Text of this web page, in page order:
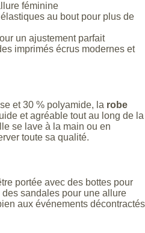
féminine
au bout pour plus de
un ajustement parfait
imprimés écrus modernes et
et 30 % polyamide, la robe
et agréable tout au long de la
se lave à la main ou en
toute sa qualité.
portée avec des bottes pour
sandales pour une allure
aux événements décontractés